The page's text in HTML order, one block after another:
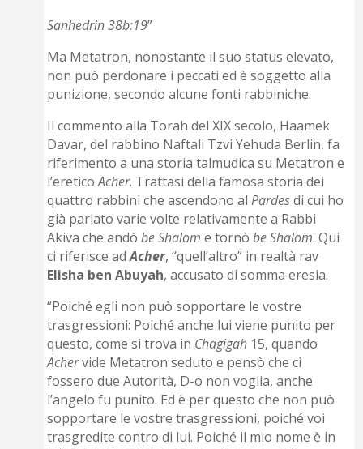
Sanhedrin 38b:19”
Ma Metatron, nonostante il suo status elevato,
non può perdonare i peccati ed è soggetto alla
punizione, secondo alcune fonti rabbiniche.
Il commento alla Torah del XIX secolo, Haamek
Davar, del rabbino Naftali Tzvi Yehuda Berlin, fa
riferimento a una storia talmudica su Metatron e
l’ereticoAcher. Trattasi della famosa storia dei
quattro rabbini che ascendono alPardesdi cui ho
già parlato varie volte relativamente a Rabbi
Akiva che andòbe Shalom e tornòbe Shalom. Qui
ci riferisce adAcher, “quell’altro” in realtà rav
Elisha ben Abuyah, accusato di somma eresia.
“Poiché egli non può sopportare le vostre
trasgressioni: Poiché anche lui viene punito per
questo, come si trova in Chagigah 15, quando
Achervide Metatron seduto e pensò che ci
fossero due Autorità, D-o non voglia, anche
l’angelo fu punito. Ed è per questo che non può
sopportare le vostre trasgressioni, poiché voi
trasgredite contro di lui. Poiché il mio nome è in